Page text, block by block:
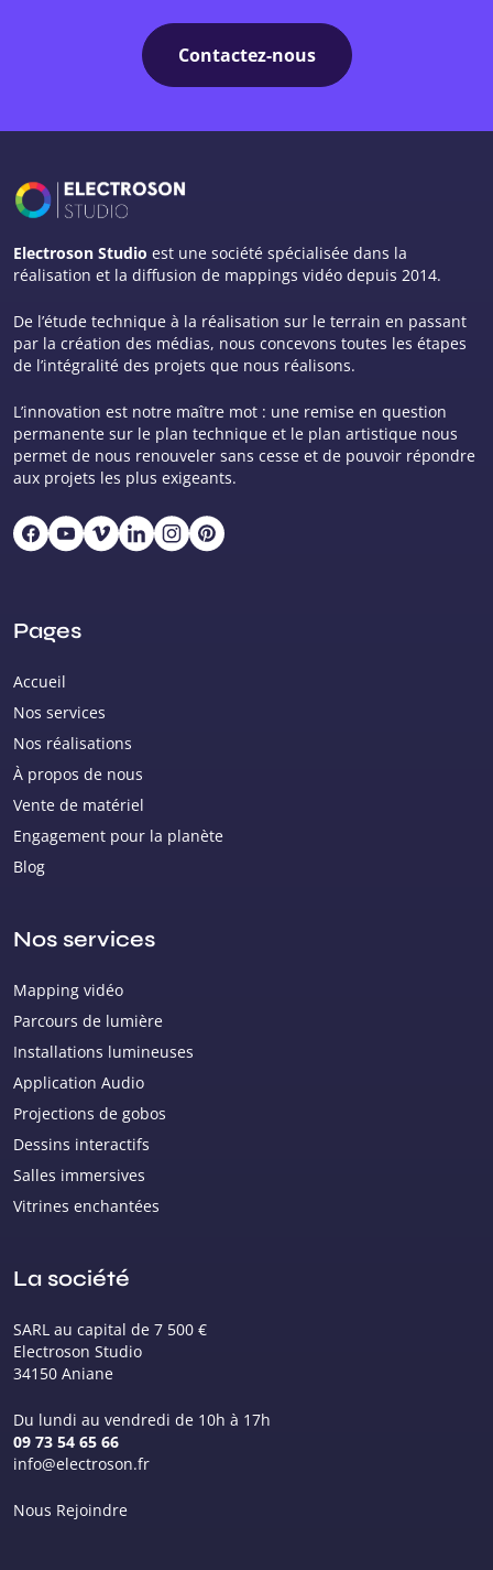
Contactez-nous
Electroson Studio est une société spécialisée dans la
réalisation et la diffusion de mappings vidéo depuis 2014.
De l’étude technique à la réalisation sur le terrain en passant
par la création des médias, nous concevons toutes les étapes
de l’intégralité des projets que nous réalisons.
L’innovation est notre maître mot : une remise en question
permanente sur le plan technique et le plan artistique nous
permet de nous renouveler sans cesse et de pouvoir répondre
aux projets les plus exigeants.
Pages
Accueil
Nos services
Nos réalisations
À propos de nous
Vente de matériel
Engagement pour la planète
Blog
Nos services
Mapping vidéo
Parcours de lumière
Installations lumineuses
Application Audio
Projections de gobos
Dessins interactifs
Salles immersives
Vitrines enchantées
La société
SARL au capital de 7 500 €
Electroson Studio
34150 Aniane
Du lundi au vendredi de 10h à 17h
09 73 54 65 66
info@electroson.fr
Nous Rejoindre